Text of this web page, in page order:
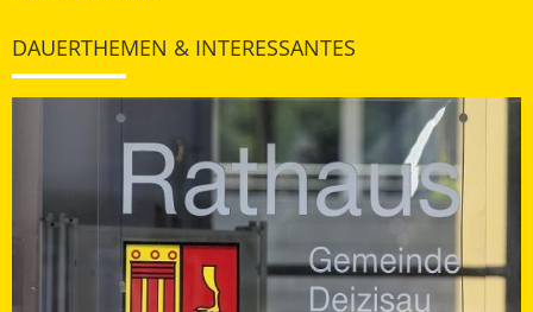
DAUERTHEMEN & INTERESSANTES